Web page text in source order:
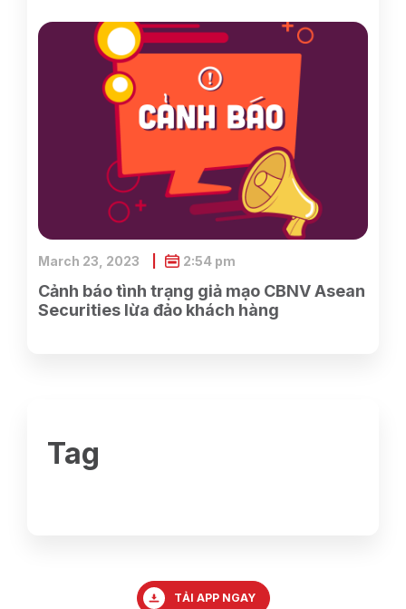
SCIC sở hữu
Cảnh báo tình trạng giả mạo CBNV Asean
Securities lừa đảo khách hàng
March 23, 2023 2:54 pm
Tag
TẢI APP NGAY